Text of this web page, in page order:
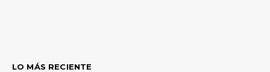
LO MÁS RECIENTE